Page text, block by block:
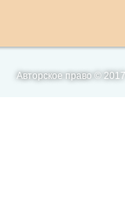
Авторское право ©